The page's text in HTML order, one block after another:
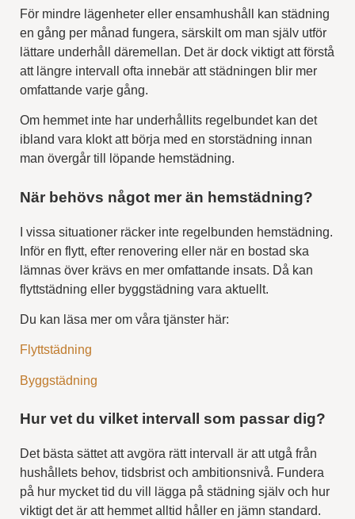
För mindre lägenheter eller ensamhushåll kan städning
en gång per månad fungera, särskilt om man själv utför
lättare underhåll däremellan. Det är dock viktigt att förstå
att längre intervall ofta innebär att städningen blir mer
omfattande varje gång.
Om hemmet inte har underhållits regelbundet kan det
ibland vara klokt att börja med en storstädning innan
man övergår till löpande hemstädning.
När behövs något mer än hemstädning?
I vissa situationer räcker inte regelbunden hemstädning.
Inför en flytt, efter renovering eller när en bostad ska
lämnas över krävs en mer omfattande insats. Då kan
flyttstädning eller byggstädning vara aktuellt.
Du kan läsa mer om våra tjänster här:
Flyttstädning
Byggstädning
Hur vet du vilket intervall som passar dig?
Det bästa sättet att avgöra rätt intervall är att utgå från
hushållets behov, tidsbrist och ambitionsnivå. Fundera
på hur mycket tid du vill lägga på städning själv och hur
viktigt det är att hemmet alltid håller en jämn standard.